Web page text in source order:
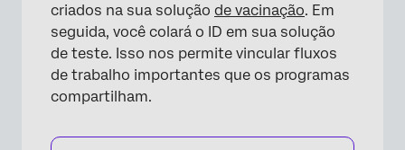
criados na sua solução de vacinação. Em
seguida, você colará o ID em sua solução
de teste. Isso nos permite vincular fluxos
de trabalho importantes que os programas
compartilham.